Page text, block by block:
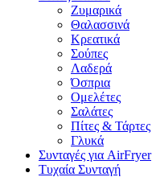
Ζυμαρικά
Θαλασσινά
Κρεατικά
Σούπες
Λαδερά
Όσπρια
Ομελέτες
Σαλάτες
Πίτες & Τάρτες
Γλυκά
Συνταγές για AirFryer
Τυχαία Συνταγή